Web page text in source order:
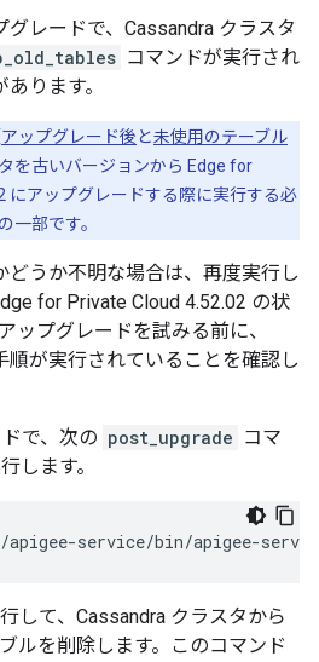
グレードで、Cassandra クラスタ
コマンドが実行され
ります。
アップグレード後 と未使用のテーブル
を古いバージョンから Edge for
にアップグレードする際に実行する必
一部です。
うか不明な場合は、再度実行し
for Private Cloud 4.52.02 の状
ップグレードを試みる前に、
順が実行されていることを確認し
で、次の post_upgrade コマ
します。
service/bin/apigee-
して、Cassandra クラスタから
ルを削除します。このコマンド